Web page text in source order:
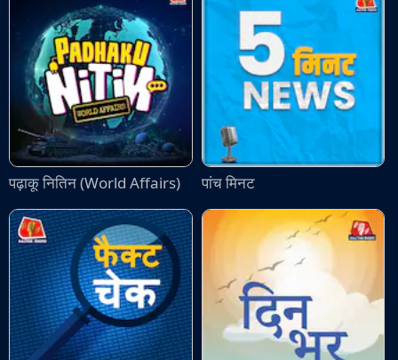
पढ़ाकू नितिन (World Affairs) पांच मिनट